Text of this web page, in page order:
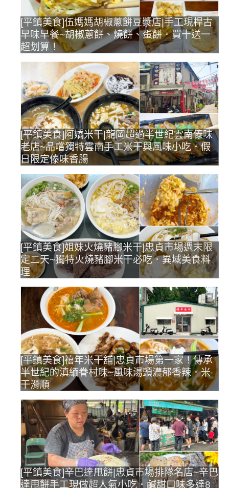
[平鎮美食]伍媽媽胡椒蔥餅豆漿店|手工現桿古
早味早餐~胡椒蔥餅、燒餅、蛋餅．買十送一
超划算！
[平鎮美食]阿嬌米干|龍岡超過半世紀雲南傣味
老店~品嚐獨特雲南手工米干與風味小吃．假
日限定傣味香腸
[平鎮美食]姐妹火燒豬腳米干|忠貞市場週末限
定二天~獨特火燒豬腳米干必吃．異域美食料
理
[平鎮美食]禧年米干舖|忠貞市場第一家！傳承
半世紀的滇緬眷村味~風味湯頭濃郁香辣．米
干滑順
[平鎮美食]辛巴達甩餅|忠貞市場排隊名店~辛巴
達甩餅手工現做超人氣小吃．鹹甜口味多達8